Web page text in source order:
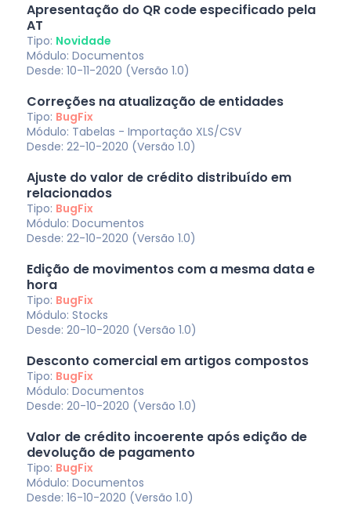
Apresentação do QR code especificado pela
AT
Tipo: Novidade
Módulo: Documentos
Desde: 10-11-2020 (Versão 1.0)
Correções na atualização de entidades
Tipo: BugFix
Módulo: Tabelas - Importação XLS/CSV
Desde: 22-10-2020 (Versão 1.0)
Ajuste do valor de crédito distribuído em
relacionados
Tipo: BugFix
Módulo: Documentos
Desde: 22-10-2020 (Versão 1.0)
Edição de movimentos com a mesma data e
hora
Tipo: BugFix
Módulo: Stocks
Desde: 20-10-2020 (Versão 1.0)
Desconto comercial em artigos compostos
Tipo: BugFix
Módulo: Documentos
Desde: 20-10-2020 (Versão 1.0)
Valor de crédito incoerente após edição de
devolução de pagamento
Tipo: BugFix
Módulo: Documentos
Desde: 16-10-2020 (Versão 1.0)